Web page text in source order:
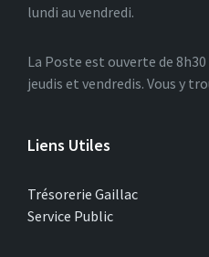
lundi au vendredi.
La Poste est ouverte de
jeudis et vendredis. Vous y
Liens Utiles
Trésorerie Gaillac
Service Public